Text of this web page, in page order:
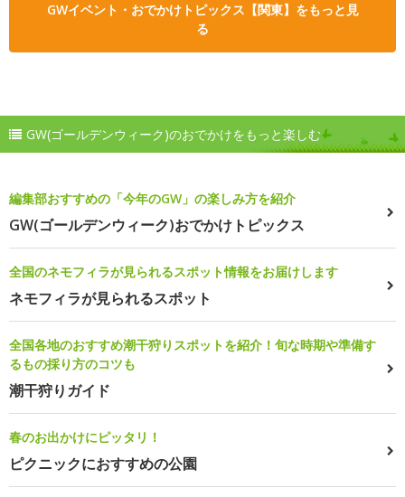
GWイベント・おでかけトピックス【関東】をもっと見
る
GW(ゴールデンウィーク)のおでかけをもっと楽しむ
編集部おすすめの「今年のGW」の楽しみ方を紹介
GW(ゴールデンウィーク)おでかけトピックス
全国のネモフィラが見られるスポット情報をお届けします
ネモフィラが見られるスポット
全国各地のおすすめ潮干狩りスポットを紹介！旬な時期や準備す
るもの採り方のコツも
潮干狩りガイド
春のお出かけにピッタリ！
ピクニックにおすすめの公園